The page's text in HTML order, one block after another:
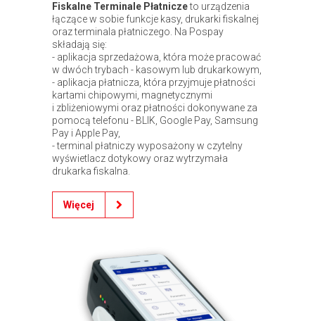
Fiskalne Terminale Płatniczeto urządzenia
łączące w sobie funkcje kasy, drukarki fiskalnej
oraz terminala płatniczego. Na Pospay
składają się:
- aplikacja sprzedażowa, która może pracować
w dwóch trybach - kasowym lub drukarkowym,
- aplikacja płatnicza, która przyjmuje płatności
kartami chipowymi, magnetycznymi
i zbliżeniowymi oraz płatności dokonywane za
pomocą telefonu - BLIK, Google Pay, Samsung
Pay i Apple Pay,
- terminal płatniczy wyposażony w czytelny
wyświetlacz dotykowy oraz wytrzymała
drukarka fiskalna.
Więcej